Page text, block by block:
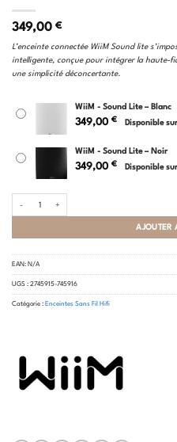
349,00 €
L’enceinte connectée WiiM Sound lite
intelligente, conçue pour intégrer la haute-
une simplicité déconcertante.
WiiM - Sound Lite – Blanc
349,00 € Disponible
WiiM - Sound Lite – Noir
349,00 € Disponible
AJOUTER
EAN: N/A
UGS : 2745915-745916
Catégorie : Enceintes Sans Fil Hifi